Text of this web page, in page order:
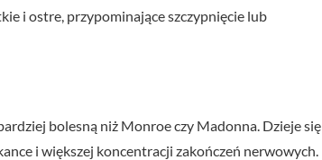
i ostre, przypominające szczypnięcie lub
bolesną niż Monroe czy Madonna. Dzieje się
i większej koncentracji zakończeń nerwowych.